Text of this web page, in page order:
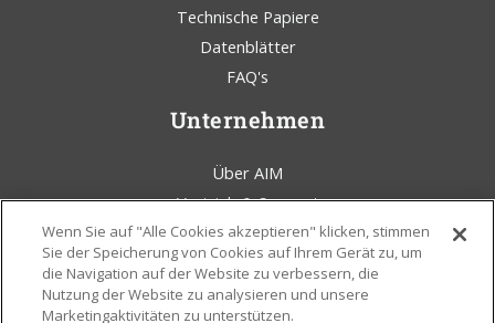
Technische Papiere
Datenblätter
FAQ's
Unternehmen
Über AIM
Vertrieb & Support
AIM Lötkolben Blog
Bedingungen und Konditionen
Rechtliche Erklärung
Wenn Sie auf "Alle Cookies akzeptieren" klicken, stimmen
Sie der Speicherung von Cookies auf Ihrem Gerät zu, um
die Navigation auf der Website zu verbessern, die
Nutzung der Website zu analysieren und unsere
Marketingaktivitäten zu unterstützen.